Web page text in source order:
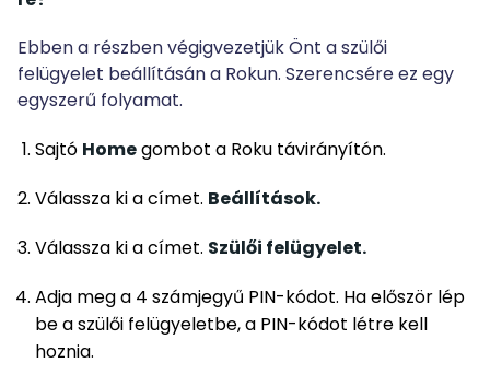
Ebben a részben végigvezetjük Önt a szülői
felügyelet beállításán a Rokun. Szerencsére ez egy
egyszerű folyamat.
Sajtó Homegombot a Roku távirányítón.
Válassza ki a címet. Beállítások.
Válassza ki a címet. Szülői felügyelet.
Adja meg a 4 számjegyű PIN-kódot. Ha először lép
be a szülői felügyeletbe, a PIN-kódot létre kell
hoznia.